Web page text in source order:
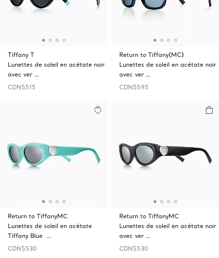
Tiffany T
Lunettes de soleil en acétate noir
avec ver …
CDN$515
Return to Tiffany(MC)
Lunettes de soleil en acétate noir
avec ver …
CDN$595
Return to TiffanyMC
Lunettes de soleil en acétate
Tiffany Blue …
CDN$530
Return to TiffanyMC
Lunettes de soleil en acétate noir
avec ver …
CDN$530